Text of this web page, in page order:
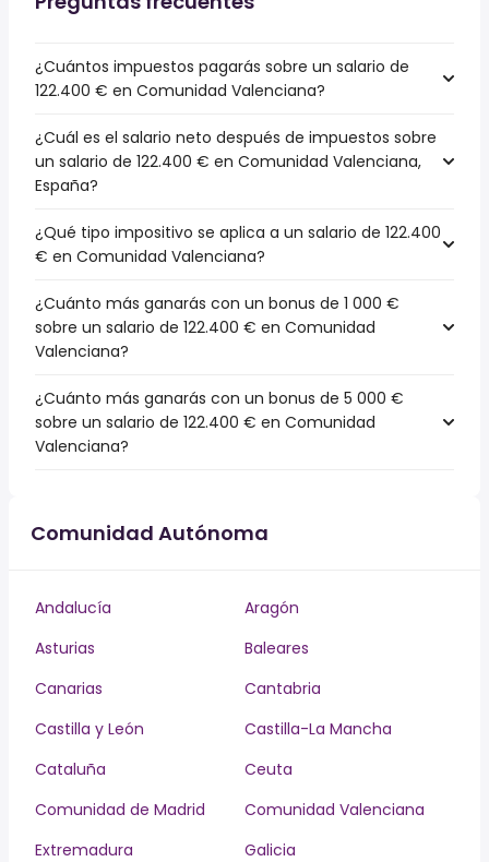
¿Cuántos impuestos pagarás sobre un salario de
122.400 € en Comunidad Valenciana?
¿Cuál es el salario neto después de impuestos sobre
un salario de 122.400 € en Comunidad Valenciana,
España?
¿Qué tipo impositivo se aplica a un salario de 122.400
€ en Comunidad Valenciana?
¿Cuánto más ganarás con un bonus de 1 000 €
sobre un salario de 122.400 € en Comunidad
Valenciana?
¿Cuánto más ganarás con un bonus de 5 000 €
sobre un salario de 122.400 € en Comunidad
Valenciana?
Comunidad Autónoma
Andalucía
Aragón
Asturias
Baleares
Canarias
Cantabria
Castilla y León
Castilla-La Mancha
Cataluña
Ceuta
Comunidad de Madrid
Comunidad Valenciana
Extremadura
Galicia